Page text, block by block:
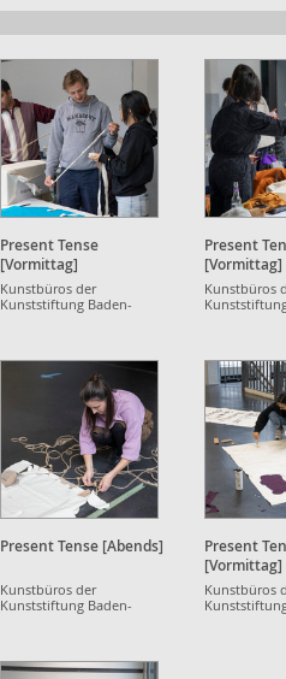
Present Tense
[Vormittag]
Kunstbüros der
Kunststiftung Baden-
Present
[Vormittag]
Kunstbüros
Present Tense [Abends]
Kunstbüros der
Kunststiftung Baden-
Present
[Vormittag]
Kunstbüros